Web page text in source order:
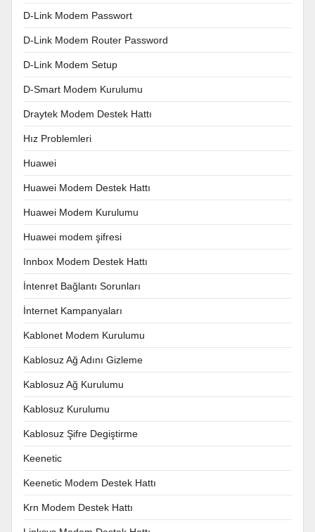
D-Link Modem Passwort
D-Link Modem Router Password
D-Link Modem Setup
D-Smart Modem Kurulumu
Draytek Modem Destek Hattı
Hız Problemleri
Huawei
Huawei Modem Destek Hattı
Huawei Modem Kurulumu
Huawei modem şifresi
Innbox Modem Destek Hattı
İntenret Bağlantı Sorunları
İnternet Kampanyaları
Kablonet Modem Kurulumu
Kablosuz Ağ Adını Gizleme
Kablosuz Ağ Kurulumu
Kablosuz Kurulumu
Kablosuz Şifre Degiştirme
Keenetic
Keenetic Modem Destek Hattı
Krn Modem Destek Hattı